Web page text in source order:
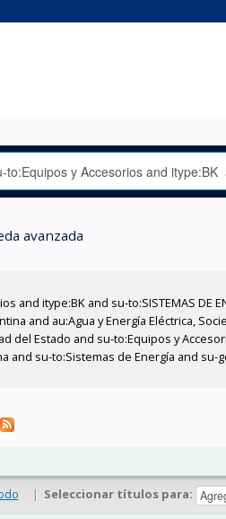
avanzada
itype:BK and su-to:SISTEMAS DE
and au:Agua y Energía Eléctrica,
del Estado and su-to:Equipos y
su-to:Sistemas de Energía and
| Seleccionar títulos para: